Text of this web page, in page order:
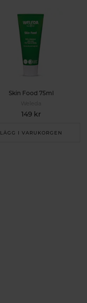
Skin Food 75ml
Weleda
149 kr
LÄGG I VARUKORGEN